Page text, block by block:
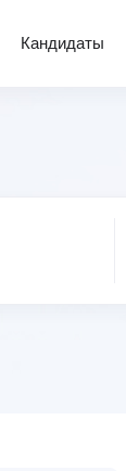
Кандидаты